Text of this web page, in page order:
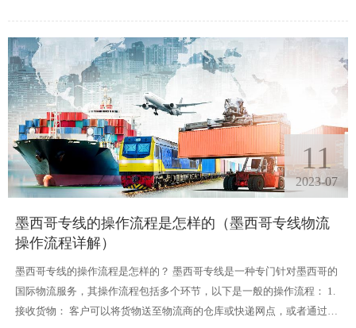
流服务。
11
2023-07
墨西哥专线的操作流程是怎样的（墨西哥专线物流
操作流程详解）
墨西哥专线的操作流程是怎样的？ 墨西哥专线是一种专门针对墨西哥的
国际物流服务，其操作流程包括多个环节，以下是一般的操作流程： 1.
接收货物： 客户可以将货物送至物流商的仓库或快递网点，或者通过国